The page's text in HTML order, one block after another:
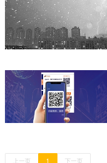
上一页 1 下一页